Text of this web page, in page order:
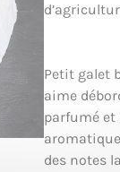
Petit galet
aime
parfumé et
des notes